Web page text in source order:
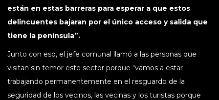
están en estas barreras para esperar a que estos
delincuentes bajaran por el único acceso y salida que
tiene la península”.
Junto con eso, el jefe comunal llamó a las personas que
visitan sin temor este sector porque “vamos a estar
trabajando permanentemente en el resguardo de la
seguridad de los vecinos, las vecinas y los turistas porque